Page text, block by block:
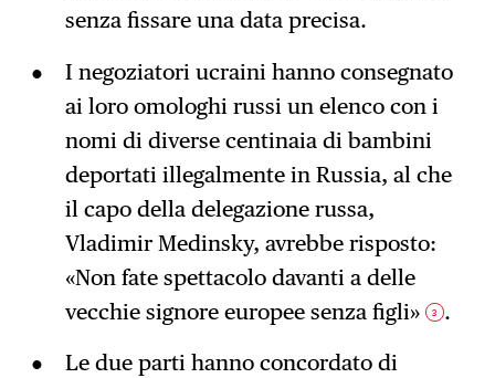
senza fissare una data precisa.
I negoziatori ucraini hanno consegnato
ai loro omologhi russi un elenco con i
nomi di diverse centinaia di bambini
deportati illegalmente in Russia, al che
il capo della delegazione russa,
Vladimir Medinsky, avrebbe risposto:
«Non fate spettacolo davanti a delle
vecchie signore europee senza figli»
3 .
Le due parti hanno concordato di